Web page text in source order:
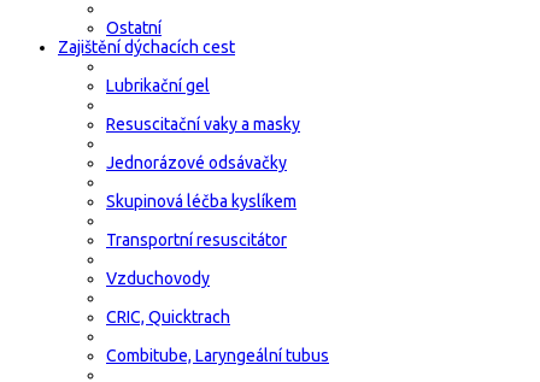
Ostatní
Zajištění dýchacích cest
Lubrikační gel
Resuscitační vaky a masky
Jednorázové odsávačky
Skupinová léčba kyslíkem
Transportní resuscitátor
Vzduchovody
CRIC, Quicktrach
Combitube, Laryngeální tubus